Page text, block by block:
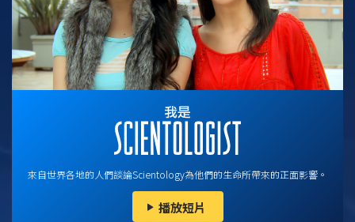
來自世界各地的人們談論Scientology為他們的生命所帶來的正面影響。
播放短片